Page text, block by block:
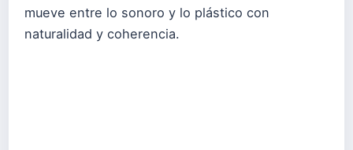
mueve entre lo sonoro y lo plástico con
naturalidad y coherencia.